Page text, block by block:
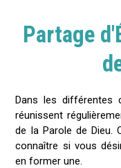
Partage
Dans les différentes
réunissent
de la Parole de Dieu.
connaître si vous
en former une.